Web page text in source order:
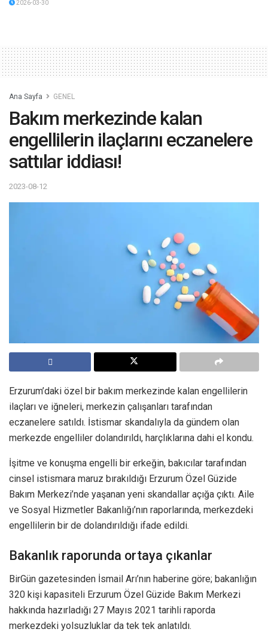
2026-03-30
Ana Sayfa GENEL
Bakım merkezinde kalan
engellilerin ilaçlarını eczanelere
sattılar iddiası!
2023-08-12
Erzurum’daki özel bir bakım merkezinde kalan engellilerin
ilaçları ve iğneleri, merkezin çalışanları tarafından
eczanelere satıldı. İstismar skandalıyla da gündem olan
merkezde engelliler dolandırıldı, harçlıklarına dahi el kondu.
İşitme ve konuşma engelli bir erkeğin, bakıcılar tarafından
cinsel istismara maruz bırakıldığı Erzurum Özel Güzide
Bakım Merkezi’nde yaşanan yeni skandallar açığa çıktı. Aile
ve Sosyal Hizmetler Bakanlığı’nın raporlarında, merkezdeki
engellilerin bir de dolandırıldığı ifade edildi.
Bakanlık raporunda ortaya çıkanlar
BirGün gazetesinden İsmail Arı’nın haberine göre; bakanlığın
320 kişi kapasiteli Erzurum Özel Güzide Bakım Merkezi
hakkında hazırladığı 27 Mayıs 2021 tarihli raporda
merkezdeki yolsuzluklar da tek tek anlatıldı.